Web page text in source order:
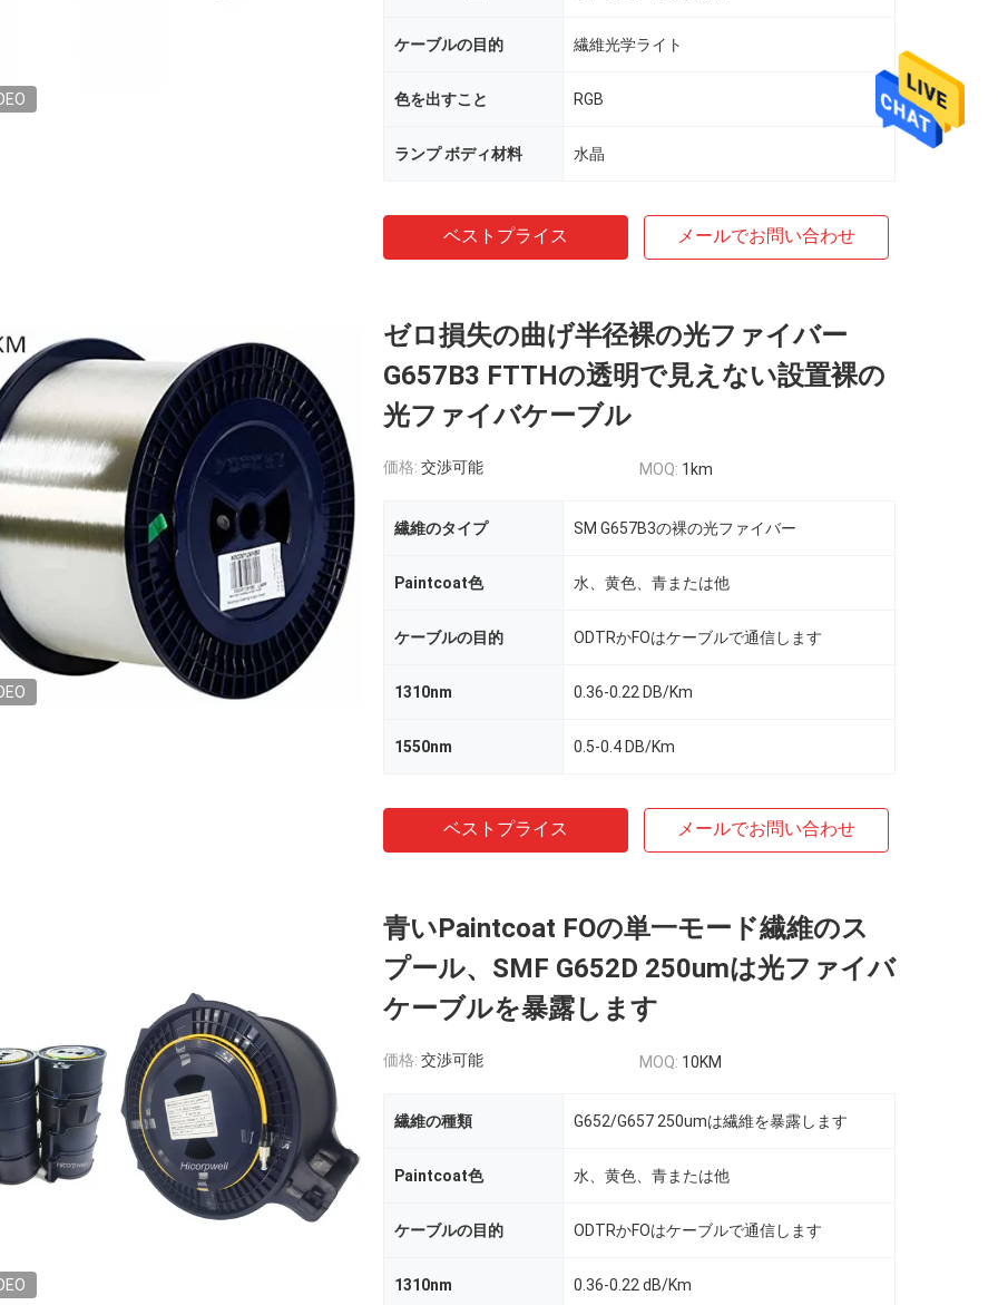
ケーブルの目的 繊維光学ライト
色を出すこと RGB
ランプ ボディ材料 水晶
ベストプライス メールでお問い合わせ
ゼロ損失の曲げ半径裸の光ファイバー
G657B3 FTTHの透明で見えない設置裸の
光ファイバケーブル
価格: 交渉可能 MOQ: 1km
繊維のタイプ SM G657B3の裸の光ファイバー
Paintcoat色 水、黄色、青または他
ケーブルの目的 ODTRかFOはケーブルで通信します
1310nm 0.36-0.22 DB/Km
1550nm 0.5-0.4 DB/Km
ベストプライス メールでお問い合わせ
青いPaintcoat FOの単一モード繊維のス
プール、SMF G652D 250umは光ファイバ
ケーブルを暴露します
価格: 交渉可能 MOQ: 10KM
繊維の種類 G652/G657 250umは繊維を暴露します
Paintcoat色 水、黄色、青または他
ケーブルの目的 ODTRかFOはケーブルで通信します
1310nm 0.36-0.22 dB/Km